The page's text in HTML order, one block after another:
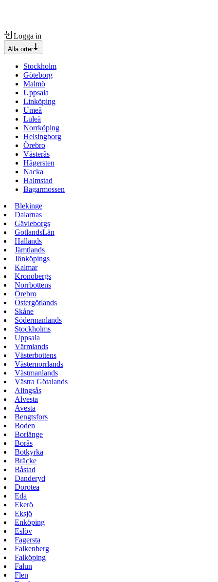
Logga in
Alla orter
Stockholm
Göteborg
Malmö
Uppsala
Linköping
Umeå
Luleå
Norrköping
Helsingborg
Örebro
Västerås
Hägersten
Nacka
Halmstad
Bagarmossen
Blekinge
Dalarnas
Gävleborgs
GotlandsLän
Hallands
Jämtlands
Jönköpings
Kalmar
Kronobergs
Norrbottens
Örebro
Östergötlands
Skåne
Södermanlands
Stockholms
Uppsala
Värmlands
Västerbottens
Västernorrlands
Västmanlands
Västra Götalands
Alingsås
Alvesta
Avesta
Bengtsfors
Boden
Borlänge
Borås
Botkyrka
Bräcke
Båstad
Danderyd
Dorotea
Eda
Ekerö
Eksjö
Enköping
Eslöv
Fagersta
Falkenberg
Falköping
Falun
Flen